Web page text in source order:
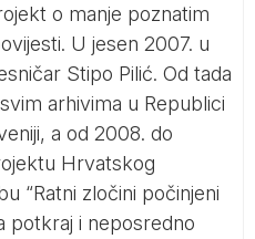
o manje poznatim
U jesen 2007. u
Stipo Pilić. Od tada
arhivima u Republici
a od 2008. do
Hrvatskog
“Ratni zločini počinjeni
potkraj i neposredno